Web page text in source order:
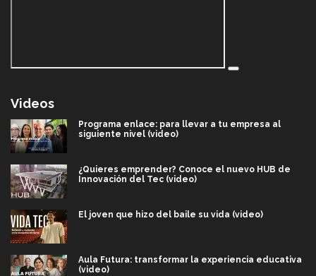
Videos
Programa enlace: para llevar a tu empresa al
siguiente nivel (video)
¿Quieres emprender? Conoce el nuevo HUB de
Innovación del Tec (video)
El joven que hizo del baile su vida (video)
Aula Futura: transformar la experiencia educativa
(video)